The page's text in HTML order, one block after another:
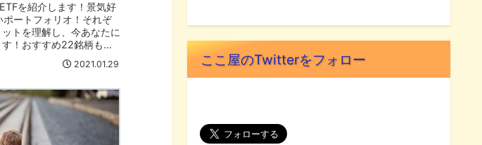
を紹介します！景気好
ートフォリオ！それぞ
トを理解し、今あなたに
！おすすめ22銘柄も大
2021.01.29 ここ屋のTwitterをフォロー